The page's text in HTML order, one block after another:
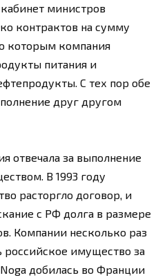
кабинет министров
контрактов на сумму
которым компания
питания и
С тех пор обе
друг другом
отвечала за выполнение
В 1993 году
расторгло договор, и
с РФ долга в размере
Компании несколько раз
российское имущество за
добилась во Франции